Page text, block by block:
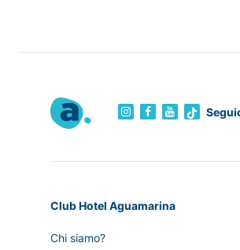
Club Hotel Aguamarina
Chi siamo?